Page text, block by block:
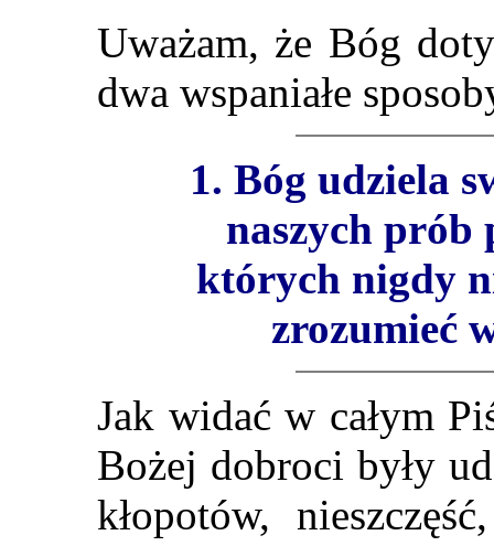
Uważam, że Bóg
dwa wspaniałe
1. Bóg udziela
naszych prób
których nigdy
zrozumieć
Jak widać w całym
Bożej dobroci były
kłopotów,